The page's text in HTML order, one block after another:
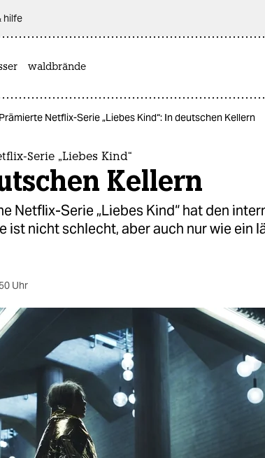
hilfe
waldbrände
Prämierte Netflix-Serie „Liebes Kind“: In deutschen Kellern
Serie „Liebes Kind“
Kellern
Netflix-Serie „Liebes Kind“ hat den
ist nicht schlecht, aber auch nur wie ein
Uhr